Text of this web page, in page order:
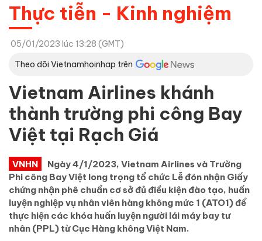
Thực tiễn - Kinh nghiệm
05/01/2023 lúc 13:28 (GMT)
Theo dõi Vietnamhoinhap trên
Vietnam Airlines khánh
thành trường phi công Bay
Việt tại Rạch Giá
VNHN
Ngày 4/1/2023, Vietnam Airlines và Trường
Phi công Bay Việt long trọng tổ chức Lễ đón nhận Giấy
chứng nhận phê chuẩn cơ sở đủ điều kiện đào tạo, huấn
luyện nghiệp vụ nhân viên hàng không mức 1 (ATO1) để
thực hiện các khóa huấn luyện người lái máy bay tư
nhân (PPL) từ Cục Hàng không Việt Nam.